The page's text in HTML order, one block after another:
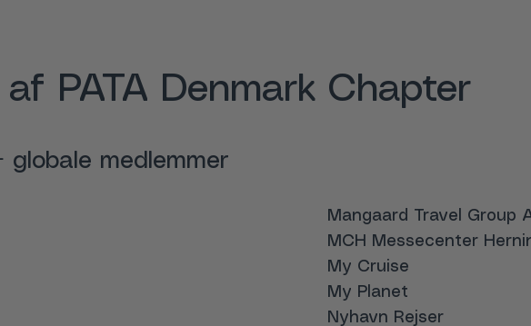
af PATA Denmark Chapter
globale medlemmer
Mangaard Travel Group
MCH Messecenter
My Cruise
My Planet
Nyhavn Rejser